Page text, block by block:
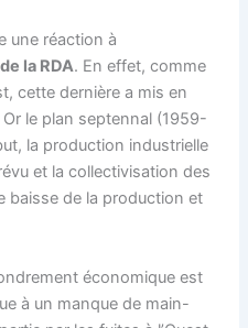
une réaction à
la RDA. En effet, comme
cette dernière a mis en
le plan septennal (1959-
la production industrielle
et la collectivisation des
baisse de la production et
économique est
à un manque de main-